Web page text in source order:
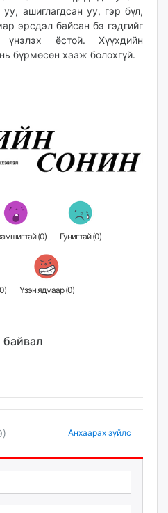
ашиглагдсан уу, гэр бүл,
эрсдэл байсан бэ гэдгийг
ёстой. Хүүхдийн
бүрмөсөн хааж болохгүй.
Гайхамшигтай (0) Гунигтай (0)
) Үзэн ядмаар (0)
байвал
Анхаарах зүйлс